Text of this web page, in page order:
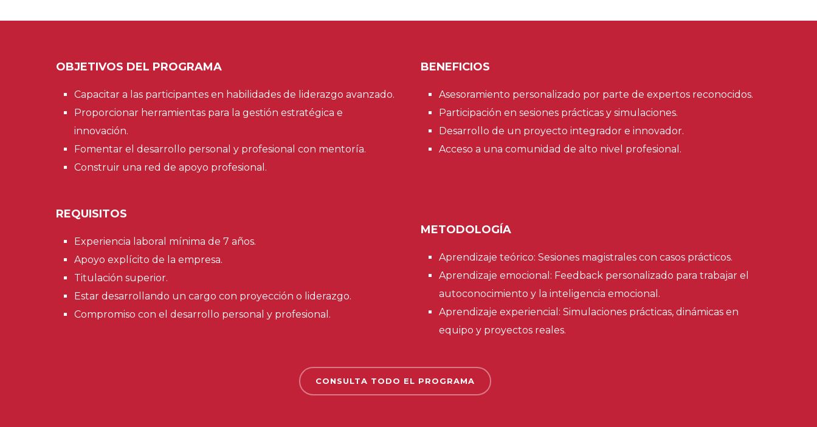
OBJETIVOS DEL PROGRAMA
Capacitar a las participantes en habilidades de liderazgo avanzado.
Proporcionar herramientas para la gestión estratégica e
innovación.
Fomentar el desarrollo personal y profesional con mentoría.
Construir una red de apoyo profesional.
REQUISITOS
Experiencia laboral mínima de 7 años.
Apoyo explícito de la empresa.
Titulación superior.
Estar desarrollando un cargo con proyección o liderazgo.
Compromiso con el desarrollo personal y profesional.
BENEFICIOS
Asesoramiento personalizado por parte de expertos reconocidos.
Participación en sesiones prácticas y simulaciones.
Desarrollo de un proyecto integrador e innovador.
Acceso a una comunidad de alto nivel profesional.
METODOLOGÍA
Aprendizaje teórico: Sesiones magistrales con casos prácticos.
Aprendizaje emocional: Feedback personalizado para trabajar el
autoconocimiento y la inteligencia emocional.
Aprendizaje experiencial: Simulaciones prácticas, dinámicas en
equipo y proyectos reales.
CONSULTA TODO EL PROGRAMA